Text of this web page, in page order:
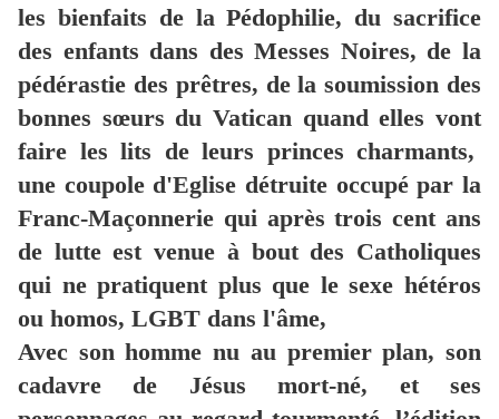
les bienfaits de la Pédophilie, du sacrifice
des enfants dans des Messes Noires, de la
pédérastie des prêtres, de la soumission des
bonnes sœurs du Vatican quand elles vont
faire les lits de leurs princes charmants,
une coupole d'Eglise détruite occupé par la
Franc-Maçonnerie qui après trois cent ans
de lutte est venue à bout des Catholiques
qui ne pratiquent plus que le sexe hétéros
ou homos, LGBT dans l'âme,
Avec son homme nu au premier plan, son
cadavre de Jésus mort-né, et ses